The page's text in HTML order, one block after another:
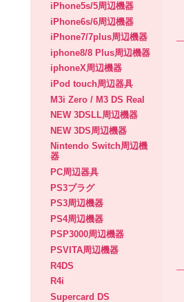
iPhone5s/5周辺機器
iPhone6s/6周辺機器
iPhone7/7plus周辺機器
iphone8/8 Plus周辺機器
iphoneX周辺機器
iPod touch周辺器具
M3i Zero / M3 DS Real
NEW 3DSLL周辺機器
NEW 3DS周辺機器
Nintendo Switch周辺機
器
PC周辺器具
PS3プラグ
PS3周辺機器
PS4周辺機器
PSP3000周辺機器
PSVITA周辺機器
R4DS
R4i
Supercard DS